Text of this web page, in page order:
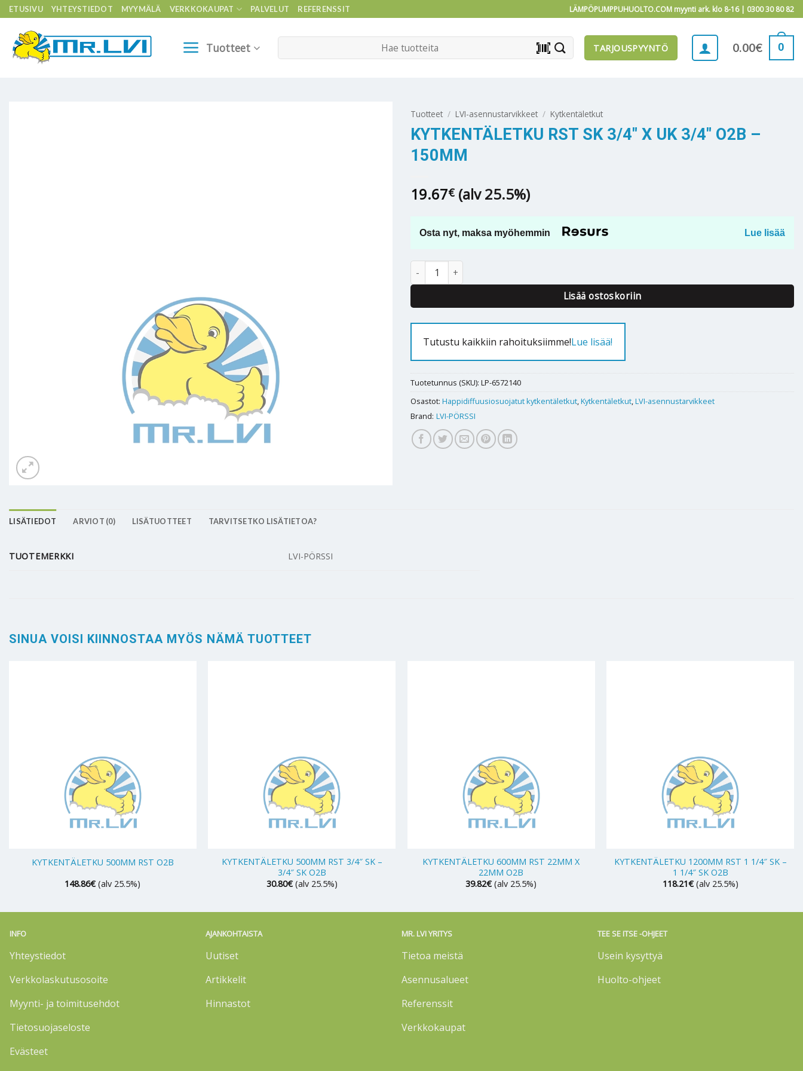
Skip
to
content
ETUSIVU YHTEYSTIEDOT MYYMÄLÄ VERKKOKAUPAT PALVELUT REFERENSSIT LÄMPÖPUMPPUHUOLTO.COM myynti ark. klo 8-16 | 0300 30 80 82
Tuotteet barcode_scanner TARJOUSPYYNTÖ 0.00€ 0
Tuotteet / LVI-asennustarvikkeet / Kytkentäletkut
KYTKENTÄLETKU RST SK 3/4″ X UK 3/4″ O2B –
150MM
19.67€ (alv 25.5%)
Osta nyt, maksa myöhemmin Lue lisää
KYTKENTÄLETKU RST SK 3/4" x UK 3/4" O2B – 150mm määrä
Lisää ostoskoriin
Alternative:
Tutustu kaikkiin rahoituksiimme!Lue lisää!
Tuotetunnus (SKU): LP-6572140
Osastot: Happidiffuusiosuojatut kytkentäletkut,Kytkentäletkut,LVI-asennustarvikkeet
Brand: LVI-PÖRSSI
LISÄTIEDOT ARVIOT (0) LISÄTUOTTEET TARVITSETKO LISÄTIETOA?
TUOTEMERKKI LVI-PÖRSSI
SINUA VOISI KIINNOSTAA MYÖS NÄMÄ TUOTTEET
KYTKENTÄLETKU 500MM RST O2B
148.86€ (alv 25.5%)
KYTKENTÄLETKU 500MM RST 3/4″ SK –
3/4″ SK O2B
30.80€ (alv 25.5%)
KYTKENTÄLETKU 600MM RST 22MM X
22MM O2B
39.82€ (alv 25.5%)
KYTKENTÄLETKU 1200MM RST 1 1/4″ SK –
1 1/4″ SK O2B
118.21€ (alv 25.5%)
INFO
Yhteystiedot
Verkkolaskutusosoite
Myynti- ja toimitusehdot
Tietosuojaseloste
Evästeet
AJANKOHTAISTA
Uutiset
Artikkelit
Hinnastot
MR. LVI YRITYS
Tietoa meistä
Asennusalueet
Referenssit
Verkkokaupat
TEE SE ITSE -OHJEET
Usein kysyttyä
Huolto-ohjeet